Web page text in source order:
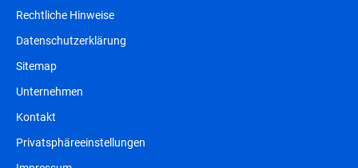
Rechtliche Hinweise
Datenschutzerklärung
Sitemap
Unternehmen
Kontakt
Privatsphäreeinstellungen